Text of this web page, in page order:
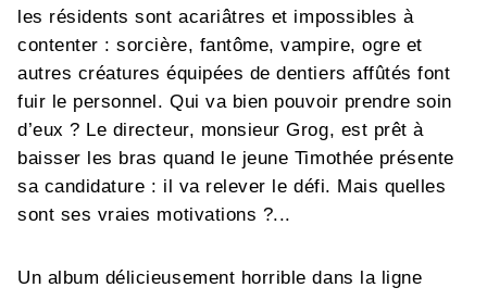
les résidents sont acariâtres et impossibles à
contenter : sorcière, fantôme, vampire, ogre et
autres créatures équipées de dentiers affûtés font
fuir le personnel. Qui va bien pouvoir prendre soin
d’eux ? Le directeur, monsieur Grog, est prêt à
baisser les bras quand le jeune Timothée présente
sa candidature : il va relever le défi. Mais quelles
sont ses vraies motivations ?...
Un album délicieusement horrible dans la ligne